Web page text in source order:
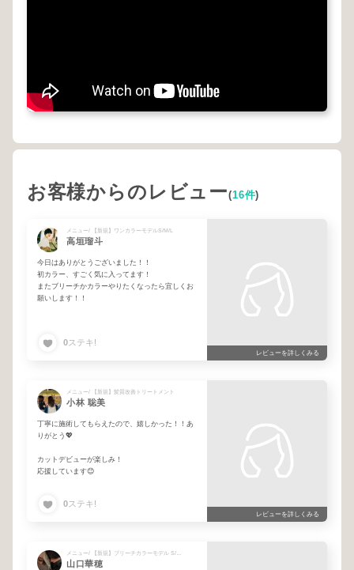
お客様からのレビュー(16件)
メニュー/ 【新規】ワンカラーモデルS/M/L
高垣瑠斗
今日はありがとうございました！！
初カラー、すごく気に入ってます！
またブリーチかカラーやりたくなったら宜しくお
願いします！！
0ステキ!
レビューを詳しくみる
メニュー/ 【新規】髪質改善トリートメント
小林 聡美
丁寧に施術してもらえたので、嬉しかった！！あ
りがとう💖
カットデビューが楽しみ！
応援しています😊
0ステキ!
レビューを詳しくみる
山口華穂